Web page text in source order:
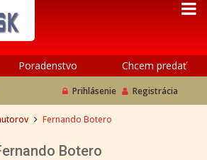
Poradenstvo Chcem predať
Prihlásenie Registrácia
Fernando Botero
Botero